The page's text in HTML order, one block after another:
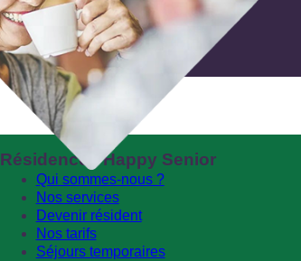
Résidences Happy Senior
Qui sommes-nous ?
Nos services
Devenir résident
Nos tarifs
Séjours temporaires